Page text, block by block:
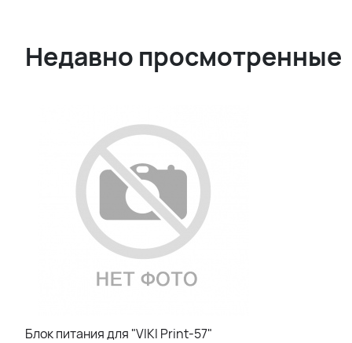
Недавно просмотренные
Блок питания для "VIKI Print-57"